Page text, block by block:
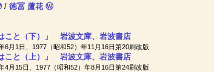
/ 徳冨 蘆花 Ⓦ
こと（下）」 岩波文庫、岩波書店
6月1日、1977（昭和52）年11月16日第20刷改版
こと（上）」 岩波文庫、岩波書店
4月15日、1977（昭和52）年8月16日第24刷改版